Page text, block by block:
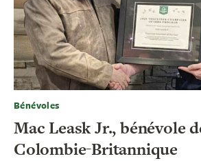
Bénévoles
Mac Leask Jr., bénévole
Colombie-Britannique